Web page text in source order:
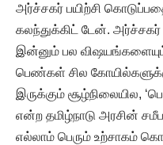
அர்ச்சகர் பயிற்சி
கலந்துக்கிட் டேன்.
இன்னும் பல விஷயங்களையும்
பெண்கள் சில
இருக்கும் சூழ்நிலையில,
என்ற தமிழ்நாடு அரசின்
எல்லாம் பெரும் உற்சாகம்